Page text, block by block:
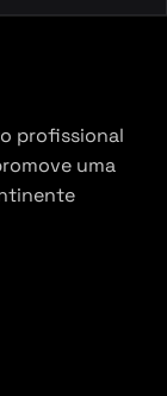
profissional
uma